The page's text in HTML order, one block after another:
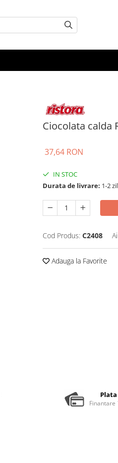
Ciocolata calda
37,64 RON
IN STOC
Durata de livrare: 1-2
Cod Produs: C2408
Adauga la Favorite
Finantare